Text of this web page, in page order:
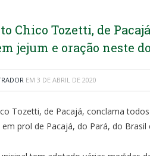
Chico Tozetti, de
jejum e oração neste
EM 3 DE ABRIL DE 2020
Tozetti, de Pacajá, conclama
em prol de Pacajá, do Pará, do Brasil